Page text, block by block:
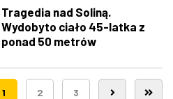
Tragedia nad Soliną.
Wydobyto ciało 45-latka z
ponad 50 metrów
1 2 3